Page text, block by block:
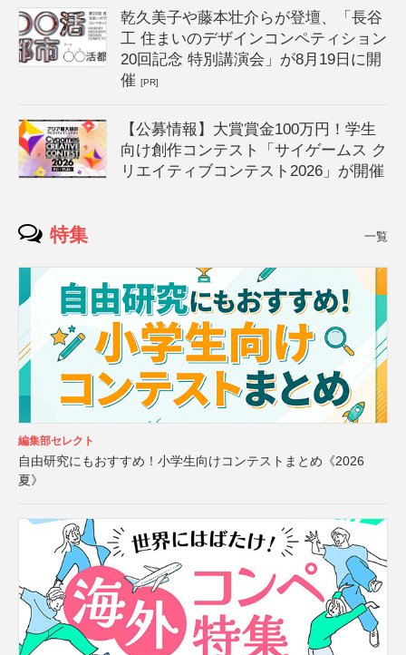
乾久美子や藤本壮介らが登壇、「長谷
工 住まいのデザインコンペティション
20回記念 特別講演会」が8月19日に開
催[PR]
【公募情報】大賞賞金100万円！学生
向け創作コンテスト「サイゲームス ク
リエイティブコンテスト2026」が開催
特集 一覧
編集部セレクト
自由研究にもおすすめ！小学生向けコンテストまとめ《2026
夏》